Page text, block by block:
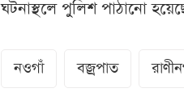
ঘটনাস্থলে পুলিশ পাঠানো
নওগাঁ বজ্রপাত